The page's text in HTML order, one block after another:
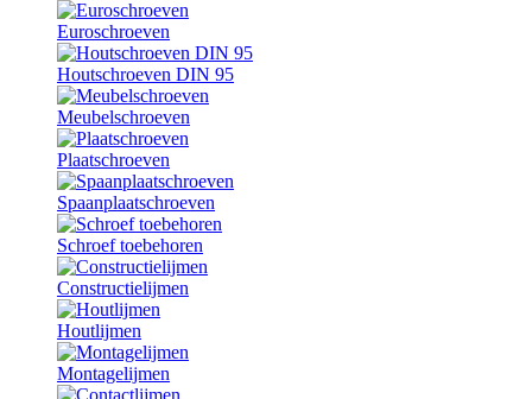
Euroschroeven
Houtschroeven DIN 95
Meubelschroeven
Plaatschroeven
Spaanplaatschroeven
Schroef toebehoren
Constructielijmen
Houtlijmen
Montagelijmen